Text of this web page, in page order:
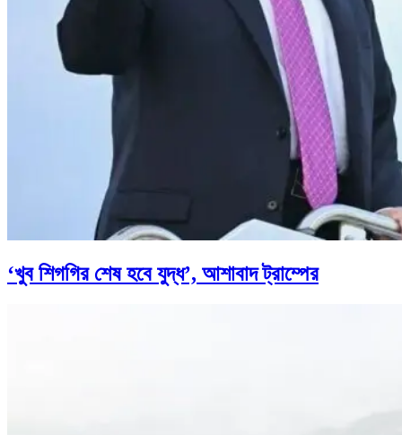
‘খুব শিগগির শেষ হবে যুদ্ধ’, আশাবাদ ট্রাম্পের